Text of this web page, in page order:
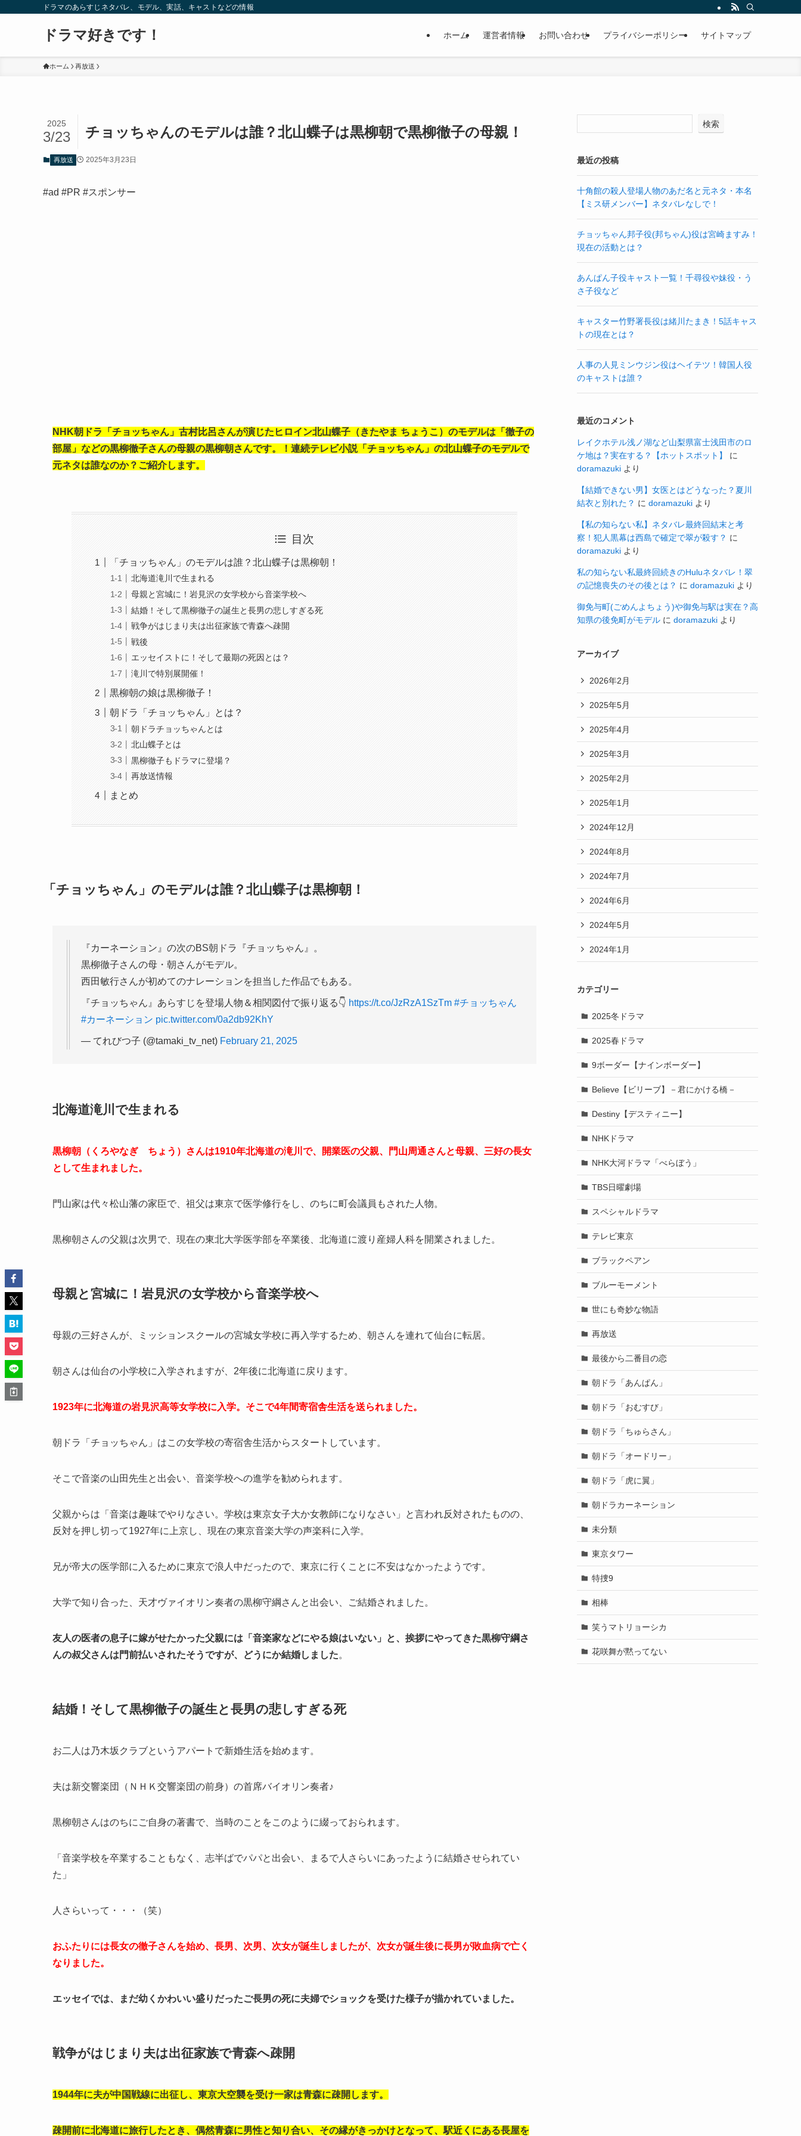
ドラマのあらすじネタバレ、モデル、実話、キャストなどの情報
ドラマ好きです！ ホーム 運営者情報 お問い合わせ プライバシーポリシー サイトマップ
ホーム 再放送
チョッちゃんのモデルは誰？北山蝶子は黒柳朝で黒柳徹子の母親！
2025
3/23
再放送 2025年3月23日
#ad #PR #スポンサー
NHK朝ドラ「チョッちゃん」古村比呂さんが演じたヒロイン北山蝶子（きたやま ちょうこ）のモデルは「徹子の
部屋」などの黒柳徹子さんの母親の黒柳朝さんです。！連続テレビ小説「チョッちゃん」の北山蝶子のモデルで
元ネタは誰なのか？ご紹介します。
目次
「チョッちゃん」のモデルは誰？北山蝶子は黒柳朝！
北海道滝川で生まれる
母親と宮城に！岩見沢の女学校から音楽学校へ
結婚！そして黒柳徹子の誕生と長男の悲しすぎる死
戦争がはじまり夫は出征家族で青森へ疎開
戦後
エッセイストに！そして最期の死因とは？
滝川で特別展開催！
黒柳朝の娘は黒柳徹子！
朝ドラ「チョッちゃん」とは？
朝ドラチョッちゃんとは
北山蝶子とは
黒柳徹子もドラマに登場？
再放送情報
まとめ
「チョッちゃん」のモデルは誰？北山蝶子は黒柳朝！
『カーネーション』の次のBS朝ドラ『チョッちゃん』。
黒柳徹子さんの母・朝さんがモデル。
西田敏行さんが初めてのナレーションを担当した作品でもある。
『チョッちゃん』あらすじを登場人物＆相関図付で振り返る👇 https://t.co/JzRzA1SzTm #チョッちゃん
#カーネーション pic.twitter.com/0a2db92KhY
— てれびつ子 (@tamaki_tv_net) February 21, 2025
北海道滝川で生まれる
黒柳朝（くろやなぎ ちょう）さんは1910年北海道の滝川で、開業医の父親、門山周通さんと母親、三好の長女
として生まれました。
門山家は代々松山藩の家臣で、祖父は東京で医学修行をし、のちに町会議員もされた人物。
黒柳朝さんの父親は次男で、現在の東北大学医学部を卒業後、北海道に渡り産婦人科を開業されました。
母親と宮城に！岩見沢の女学校から音楽学校へ
母親の三好さんが、ミッションスクールの宮城女学校に再入学するため、朝さんを連れて仙台に転居。
朝さんは仙台の小学校に入学されますが、2年後に北海道に戻ります。
1923年に北海道の岩見沢高等女学校に入学。そこで4年間寄宿舎生活を送られました。
朝ドラ「チョッちゃん」はこの女学校の寄宿舎生活からスタートしています。
そこで音楽の山田先生と出会い、音楽学校への進学を勧められます。
父親からは「音楽は趣味でやりなさい。学校は東京女子大か女教師になりなさい」と言われ反対されたものの、
反対を押し切って1927年に上京し、現在の東京音楽大学の声楽科に入学。
兄が帝大の医学部に入るために東京で浪人中だったので、東京に行くことに不安はなかったようです。
大学で知り合った、天才ヴァイオリン奏者の黒柳守綱さんと出会い、ご結婚されました。
友人の医者の息子に嫁がせたかった父親には「音楽家などにやる娘はいない」と、挨拶にやってきた黒柳守綱さ
んの叔父さんは門前払いされたそうですが、どうにか結婚しました。
結婚！そして黒柳徹子の誕生と長男の悲しすぎる死
お二人は乃木坂クラブというアパートで新婚生活を始めます。
夫は新交響楽団（ＮＨＫ交響楽団の前身）の首席バイオリン奏者♪
黒柳朝さんはのちにご自身の著書で、当時のことをこのように綴っておられます。
「音楽学校を卒業することもなく、志半ばでパパと出会い、まるで人さらいにあったように結婚させられてい
た」
人さらいって・・・（笑）
おふたりには長女の徹子さんを始め、長男、次男、次女が誕生しましたが、次女が誕生後に長男が敗血病で亡く
なりました。
エッセイでは、まだ幼くかわいい盛りだったご長男の死に夫婦でショックを受けた様子が描かれていました。
戦争がはじまり夫は出征家族で青森へ疎開
1944年に夫が中国戦線に出征し、東京大空襲を受け一家は青森に疎開します。
疎開前に北海道に旅行したとき、偶然青森に男性と知り合い、その縁がきっかけとなって、駅近くにある長屋を
検索
最近の投稿
十角館の殺人登場人物のあだ名と元ネタ・本名
【ミス研メンバー】ネタバレなしで！
チョッちゃん邦子役(邦ちゃん)役は宮崎ますみ！
現在の活動とは？
あんぱん子役キャスト一覧！千尋役や妹役・う
さ子役など
キャスター竹野署長役は緒川たまき！5話キャス
トの現在とは？
人事の人見ミンウジン役はヘイテツ！韓国人役
のキャストは誰？
最近のコメント
レイクホテル浅ノ湖など山梨県富士浅田市のロ
ケ地は？実在する？【ホットスポット】
に
doramazuki より
【結婚できない男】女医とはどうなった？夏川
結衣と別れた？ に doramazuki より
【私の知らない私】ネタバレ最終回結末と考
察！犯人黒幕は西島で確定で翠が殺す？ に
doramazuki より
私の知らない私最終回続きのHuluネタバレ！翠
の記憶喪失のその後とは？ に doramazuki より
御免与町(ごめんよちょう)や御免与駅は実在？高
知県の後免町がモデル に doramazuki より
アーカイブ
2026年2月
2025年5月
2025年4月
2025年3月
2025年2月
2025年1月
2024年12月
2024年8月
2024年7月
2024年6月
2024年5月
2024年1月
カテゴリー
2025冬ドラマ
2025春ドラマ
9ボーダー【ナインボーダー】
Believe【ビリーブ】－君にかける橋－
Destiny【デスティニー】
NHKドラマ
NHK大河ドラマ「べらぼう」
TBS日曜劇場
スペシャルドラマ
テレビ東京
ブラックペアン
ブルーモーメント
世にも奇妙な物語
再放送
最後から二番目の恋
朝ドラ「あんぱん」
朝ドラ「おむすび」
朝ドラ「ちゅらさん」
朝ドラ「オードリー」
朝ドラ「虎に翼」
朝ドラカーネーション
未分類
東京タワー
特捜9
相棒
笑うマトリョーシカ
花咲舞が黙ってない